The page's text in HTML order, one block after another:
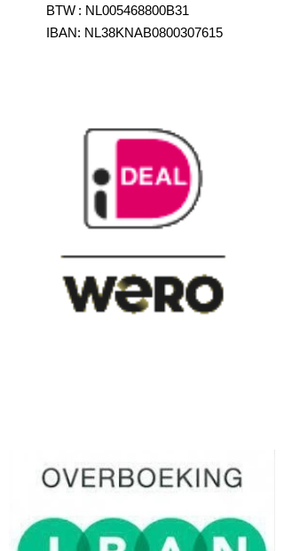
BTW : NL005468800B31
IBAN: NL38KNAB0800307615